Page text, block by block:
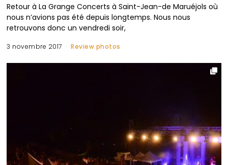
Retour à La Grange Concerts à Saint-Jean-de Maruéjols où
nous n’avions pas été depuis longtemps. Nous nous
retrouvons donc un vendredi soir,
3 novembre 2017 Review photos